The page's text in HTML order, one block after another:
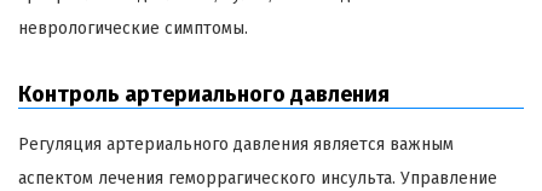
неврологические симптомы.
Контроль артериального давления
Регуляция артериального давления является важным
аспектом лечения геморрагического инсульта. Управление